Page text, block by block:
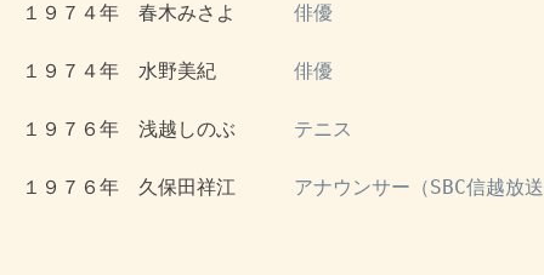
１９７４年　春木みさよ 俳優
１９７４年　水野美紀 俳優
１９７６年　浅越しのぶ テニス
１９７６年　久保田祥江 アナウンサー（SBC信越放